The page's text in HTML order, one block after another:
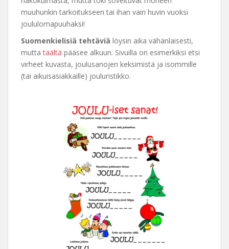
muuhunkin tarkoitukseen tai ihan vain huvin vuoksi
joululomapuuhaksi!
Suomenkielisiä tehtäviä löysin aika vähänlaisesti,
muttatäältä pääsee alkuun. Sivuilla on esimerkiksi etsi
virheet kuvasta, joulusanojen keksimistä ja isommille
(tai aikuisasiakkaille) jouluristikko.